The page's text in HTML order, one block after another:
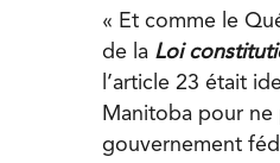
« Et comme le
de la Loi
l’article 23 était
Manitoba pour ne
gouvernement